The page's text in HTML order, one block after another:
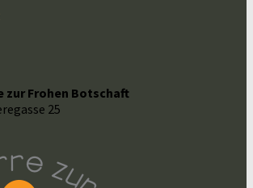
zur Frohen Botschaft
25